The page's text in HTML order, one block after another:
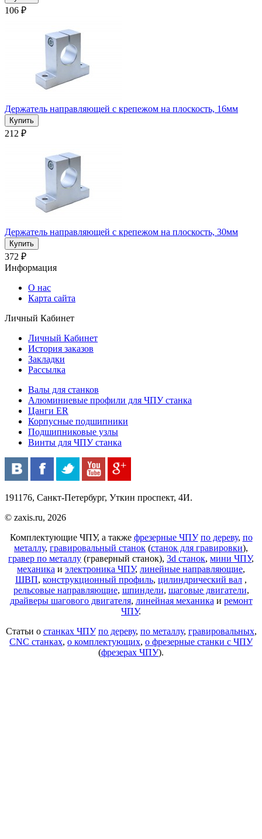
106 ₽
Держатель направляющей с крепежом на плоскость, 16мм
212 ₽
Держатель направляющей с крепежом на плоскость, 30мм
372 ₽
Информация
О нас
Карта сайта
Личный Кабинет
Личный Кабинет
История заказов
Закладки
Рассылка
Валы для станков
Алюминиевые профили для ЧПУ станка
Цанги ER
Корпусные подшипники
Подшипниковые узлы
Винты для ЧПУ станка
191176, Санкт-Петербург, Уткин проспект, 4И.
© zaxis.ru, 2026
Комплектующие ЧПУ, а также фрезерные ЧПУ по дереву, по
металлу, гравировальный станок (станок для гравировки),
гравер по металлу (граверный станок), 3d станок, мини ЧПУ,
механика и электроника ЧПУ, линейные направляющие,
ШВП, конструкционный профиль, цилиндрический вал ,
рельсовые направляющие, шпиндели, шаговые двигатели,
драйверы шагового двигателя, линейная механика и ремонт
ЧПУ.
Статьи о станках ЧПУ по дереву, по металлу, гравировальных,
CNC станках, о комплектующих, о фрезерные станки с ЧПУ
(фрезерах ЧПУ).